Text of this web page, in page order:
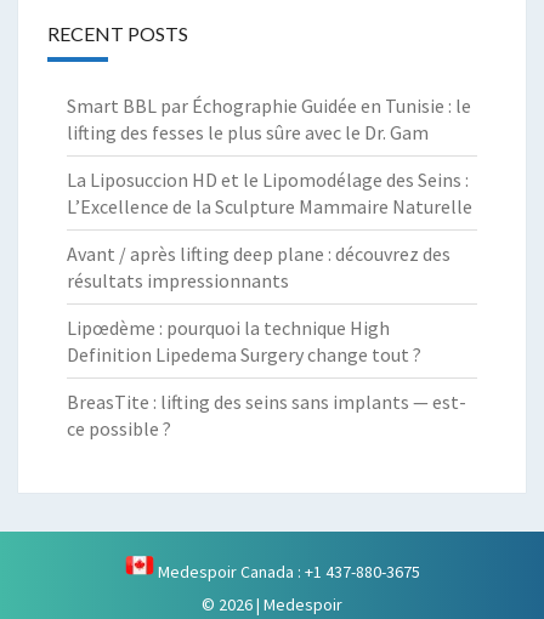
RECENT POSTS
Smart BBL par Échographie Guidée en Tunisie : le
lifting des fesses le plus sûre avec le Dr. Gam
La Liposuccion HD et le Lipomodélage des Seins :
L’Excellence de la Sculpture Mammaire Naturelle
Avant / après lifting deep plane : découvrez des
résultats impressionnants
Lipœdème : pourquoi la technique High
Definition Lipedema Surgery change tout ?
BreasTite : lifting des seins sans implants — est-
ce possible ?
Medespoir Canada : +1 437-880-3675
© 2026| Medespoir